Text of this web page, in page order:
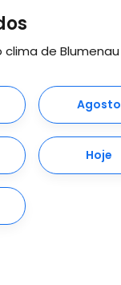
clima de Blumenau
Agosto
Hoje